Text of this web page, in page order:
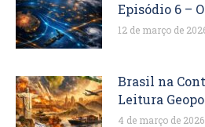
Episódio 6 –
12 de março de
Brasil na
Leitura
4 de março de 2026